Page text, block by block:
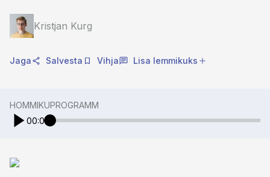
Kristjan Kurg
Jaga Salvesta Vihja Lisa lemmikuks
HOMMIKUPROGRAMM
00:00